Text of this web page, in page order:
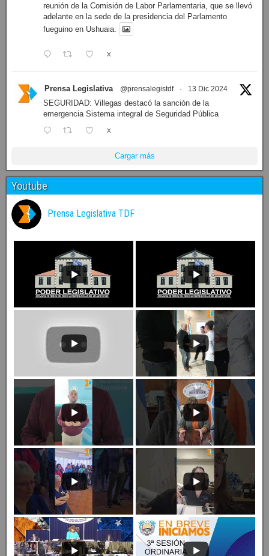
reunión de la Comisión de Labor Parlamentaria, que se llevó
adelante en la sede de la presidencia del Parlamento
fueguino en Ushuaia.
X
Prensa Legislativa @prensalegistdf · 13 Dic 2024
SEGURIDAD: Villegas destacó la sanción de la
emergencia Sistema integral de Seguridad Pública
X
Cargar más
Youtube
Prensa Legislativa TDF